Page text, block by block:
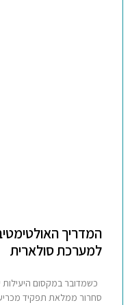
המדריך
למערכת סולארית
כשמדובר במקסום
סחרור ממלאת תפקיד